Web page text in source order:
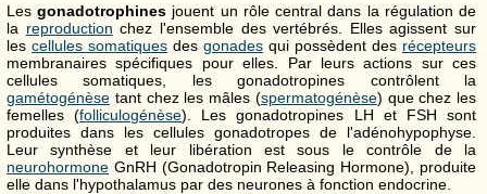
Lesgonadotrophines jouent un rôle central dans la régulation de
la reproduction chez l'ensemble des vertébrés. Elles agissent sur
les cellules somatiques des gonades qui possèdent des récepteurs
membranaires spécifiques pour elles. Par leurs actions sur ces
cellules somatiques, les gonadotropines contrôlent la
gamétogénèse tant chez les mâles (spermatogénèse) que chez les
femelles (folliculogénèse). Les gonadotropines LH et FSH sont
produites dans les cellules gonadotropes de l'adénohypophyse.
Leur synthèse et leur libération est sous le contrôle de la
neurohormone GnRH (Gonadotropin Releasing Hormone), produite
elle dans l'hypothalamus par des neurones à fonction endocrine.